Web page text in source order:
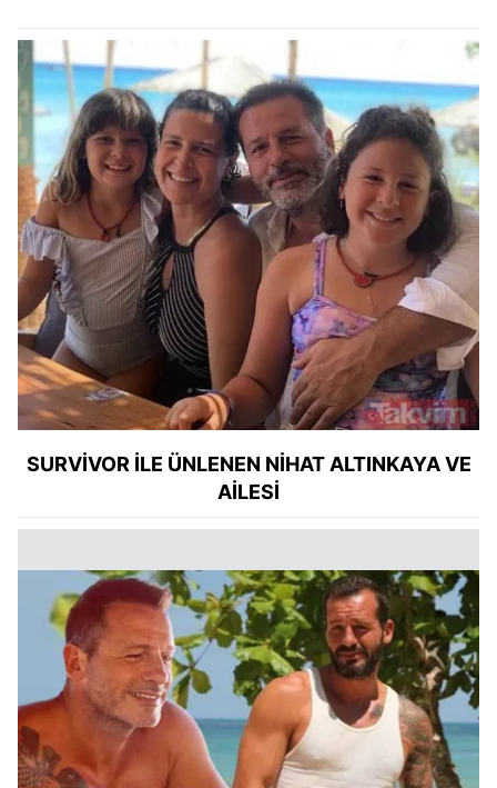
SURVİVOR İLE ÜNLENEN NİHAT ALTINKAYA VE
AİLESİ